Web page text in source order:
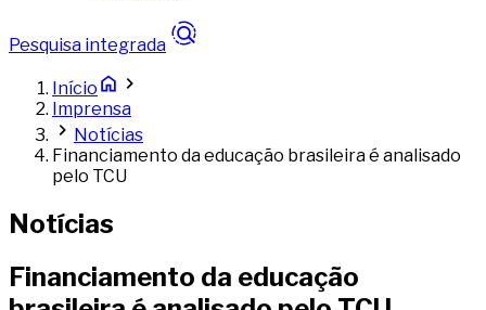
Pesquisa integrada
Início
Imprensa
Notícias
Financiamento da educação brasileira é analisado
pelo TCU
Notícias
Financiamento da educação